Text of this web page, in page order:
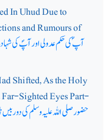
In Uhud Due to
and Rumours of
آپ ؐ کی حکم عدولی اور آپؐ کی
Shifted, As the Holy
Sighted Eyes Part-
حضور صلی اللہ علیہ وسلم کی